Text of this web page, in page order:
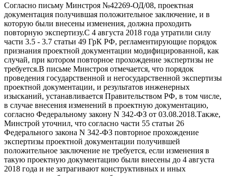
Согласно письму Минстроя №42269-ОД/08, проектная
документация получившая положительное заключение, и в
которую были внесены изменения, должна проходить
повторную экспертизу.С 4 августа 2018 года утратили силу
части 3.5 - 3.7 статьи 49 ГрК РФ, регламентирующие порядок
признания проектной документации модифицированной, как
случай, при котором повторное прохождение экспертизы не
требуется.В письме Минстроя отмечается, что порядок
проведения государственной и негосударственной экспертизы
проектной документации, и результатов инженерных
изысканий, устанавливается Правительством РФ, в том числе,
в случае внесения изменений в проектную документацию,
согласно Федеральному закону N 342-ФЗ от 03.08.2018.Также,
Минстрой уточнил, что согласно части 55 статьи 26
Федерального закона N 342-ФЗ повторное прохождение
экспертизы проектной документации получившей
положительное заключение не требуется, если изменения в
такую проектную документацию были внесены до 4 августа
2018 года и не затрагивают конструктивных и иных